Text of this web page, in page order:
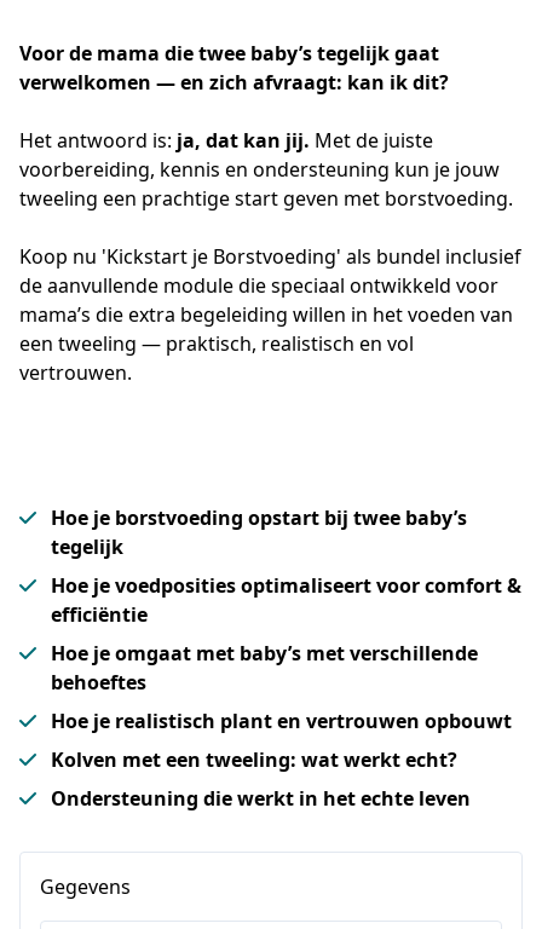
Voor de mama die twee baby’s tegelijk gaat
verwelkomen — en zich afvraagt: kan ik dit?
Het antwoord is: ja, dat kan jij. Met de juiste
voorbereiding, kennis en ondersteuning kun je jouw
tweeling een prachtige start geven met borstvoeding.
Koop nu 'Kickstart je Borstvoeding' als bundel inclusief
de aanvullende module die speciaal ontwikkeld voor
mama’s die extra begeleiding willen in het voeden van
een tweeling — praktisch, realistisch en vol
vertrouwen.
Hoe je borstvoeding opstart bij twee baby’s
tegelijk
Hoe je voedposities optimaliseert voor comfort &
efficiëntie
Hoe je omgaat met baby’s met verschillende
behoeftes
Hoe je realistisch plant en vertrouwen opbouwt
Kolven met een tweeling: wat werkt echt?
Ondersteuning die werkt in het echte leven
Gegevens